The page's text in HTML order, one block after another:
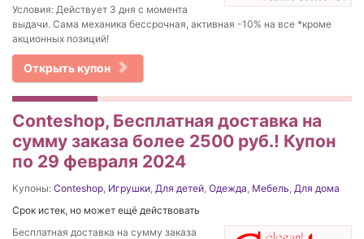
Условия: Действует 3 дня с момента
выдачи. Сама механика бессрочная, активная -10% на все *кроме
акционных позиций!
Открыть купон
Conteshop, Бесплатная доставка на
сумму заказа более 2500 руб.! Купон
по 29 февраля 2024
Купоны: Conteshop Игрушки Для детей Одежда Мебель Для дома
Срок истек, но может ещё действовать
Бесплатная доставка на сумму заказа